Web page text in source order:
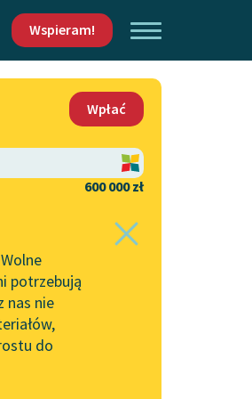
Wspieram!
wykorzystania
Lektur
promocyjne
Wpłać
600 000 zł
potrzebują
nas nie
do